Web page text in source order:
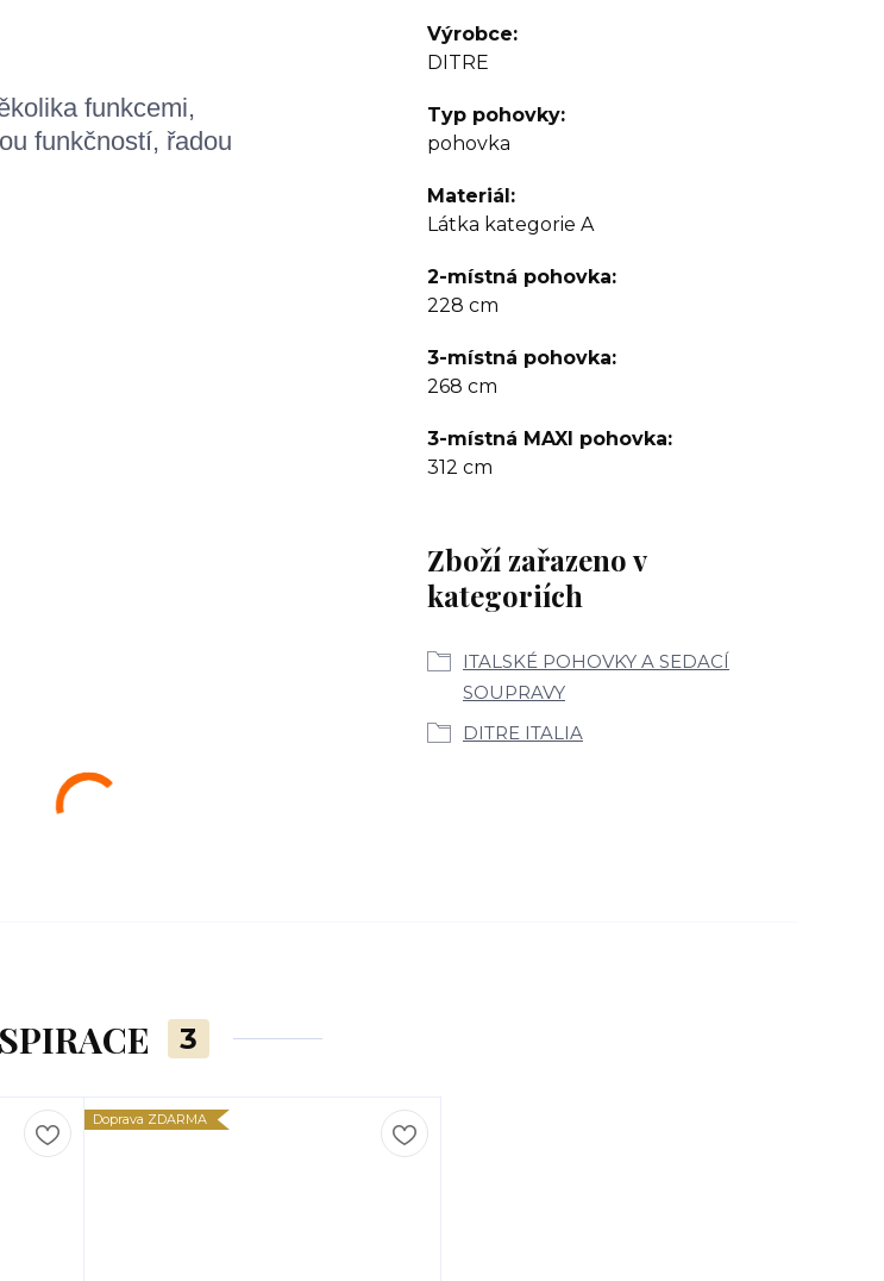
funkcemi,
funkčností, řadou
Výrobce
DITRE
Typ pohovky
pohovka
Materiál
Látka kategorie A
2-místná pohovka
228 cm
3-místná pohovka
268 cm
3-místná MAXI pohovka
312 cm
Zboží zařazeno v
kategoriích
ITALSKÉ POHOVKY A SEDACÍ
SOUPRAVY
DITRE ITALIA
3
Doprava ZDARMA